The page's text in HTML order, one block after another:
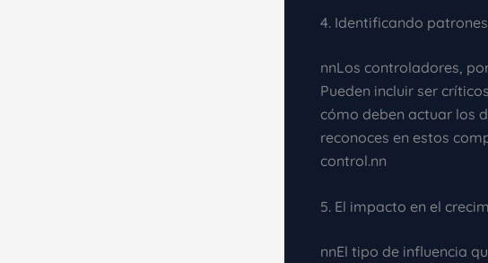
4. Identificando
nnLos controladores,
Pueden incluir ser
cómo deben actuar los
reconoces en estos
control.nn
5. El impacto en el
nnEl tipo de influencia